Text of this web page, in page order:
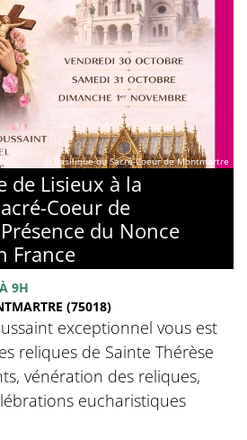
© Basilique du Sacré-Coeur de Montmartre
de Lisieux à la
Coeur de
du Nonce
France
À 9H
(75018)
exceptionnel vous est
reliques de Sainte Thérèse
vénération des reliques,
eucharistiques